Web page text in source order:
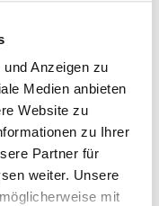
Anzeigen zu
Medien anbieten
Website zu
zu Ihrer
Partner für
weiter. Unsere
mit
ein Grundfos-
und dem LG
alle wichtigen